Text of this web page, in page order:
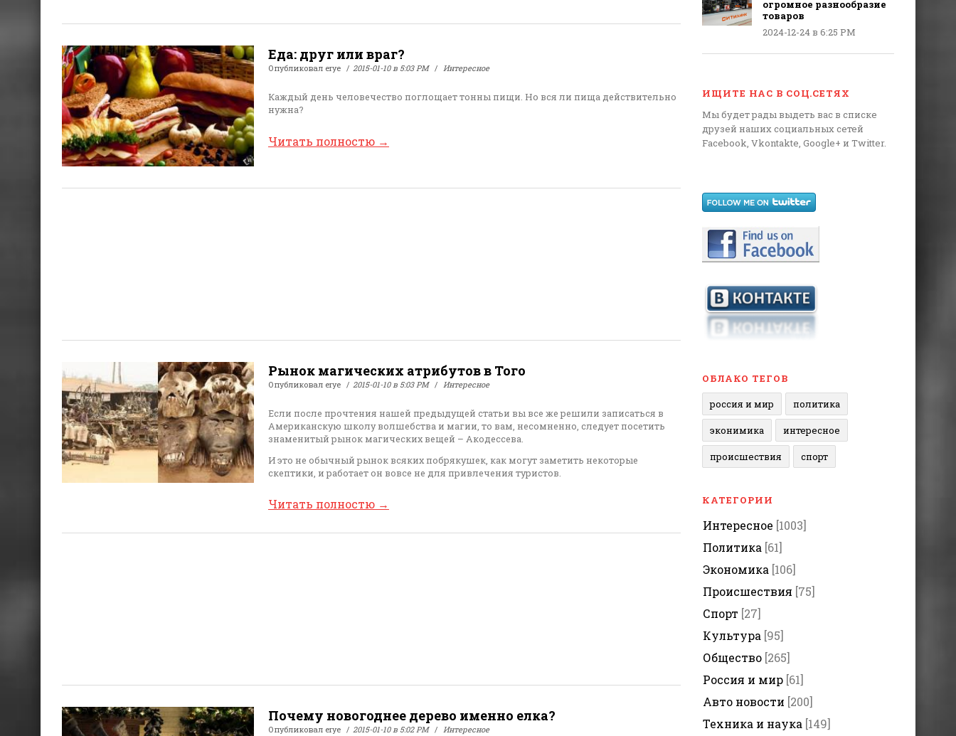
Еда: друг или враг?
Опубликовал erye 2015-01-10 в 5:03 PM Интересное
Каждый день человечество поглощает тонны пищи. Но вся ли пища действительно
нужна?
Читать полностю →
Рынок магических атрибутов в Того
Опубликовал erye 2015-01-10 в 5:03 PM Интересное
Если после прочтения нашей предыдущей статьи вы все же решили записаться в
Американскую школу волшебства и магии, то вам, несомненно, следует посетить
знаменитый рынок магических вещей – Акодессева.
И это не обычный рынок всяких побрякушек, как могут заметить некоторые
скептики, и работает он вовсе не для привлечения туристов.
Читать полностю →
Почему новогоднее дерево именно елка?
Опубликовал erye 2015-01-10 в 5:02 PM Интересное
огромное разнообразие
товаров
2024-12-24 в 6:25 PM
ИЩИТЕ НАС В СОЦ.СЕТЯХ
Мы будет рады выдеть вас в списке
друзей наших социальных сетей
Facebook, Vkontakte, Google+ и Twitter.
ОБЛАКО ТЕГОВ
россия и мир
политика
эконимика интересное
происшествия спорт
КАТЕГОРИИ
Интересное [1003]
Политика [61]
Экономика [106]
Происшествия [75]
Спорт [27]
Культура [95]
Общество [265]
Россия и мир [61]
Авто новости [200]
Техника и наука [149]